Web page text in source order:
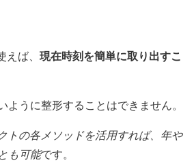
ば、 現在時刻を簡単に取り出すこ
ように整形することはできません。
トの各メソッドを活用すれば、年や
も可能です。